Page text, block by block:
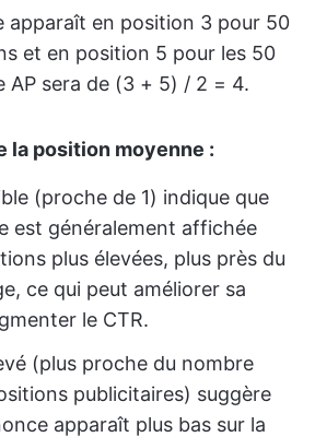
apparaît en position 3 pour 50
et en position 5 pour les 50
AP sera de (3 + 5) / 2 = 4.
la position moyenne :
(proche de 1) indique que
est généralement affichée
plus élevées, plus près du
ce qui peut améliorer sa
le CTR.
(plus proche du nombre
publicitaires) suggère
apparaît plus bas sur la